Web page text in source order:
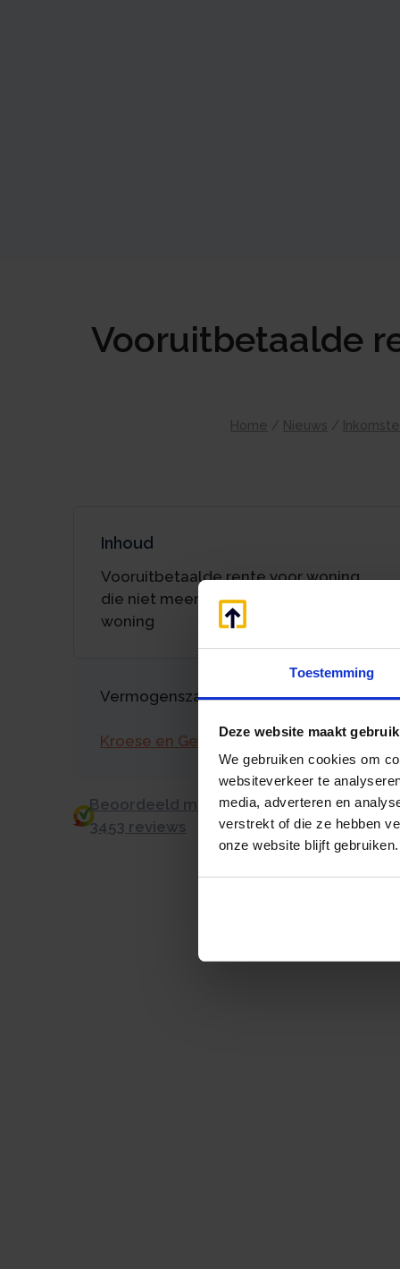
Toestemming
Deze website maakt
We gebruiken cookies om
websiteverkeer te
media, adverteren en
verstrekt of die ze hebben
onze website blijft gebruiken.
Vooruitbetaalde
Home / Nieuws /
Inhoud
Vooruitbetaalde rente voor woning
die niet meer kwalificeert als eigen
woning
Vermogenszaken goed regelen?
Kroese en Geraerts
Beoordeeld met een 9.0 uit 10 op basis
3453 reviews